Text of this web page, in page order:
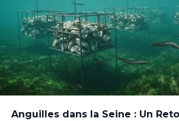
Anguilles dans la Seine : Un